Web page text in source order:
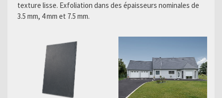
texture lisse. Exfoliation dans des épaisseurs nominales de
3.5 mm, 4 mm et 7.5 mm.